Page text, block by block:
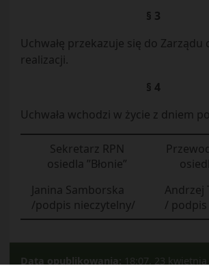
§ 3
Uchwałę przekazuje się do Zarządu
realizacji.
§ 4
Uchwała wchodzi w życie z dniem
Sekretarz RPN
osiedla ”Błonie”
Janina Samborska
/podpis nieczytelny/
Andrzej
/
Data opublikowania: 18:07, 23 kwietnia